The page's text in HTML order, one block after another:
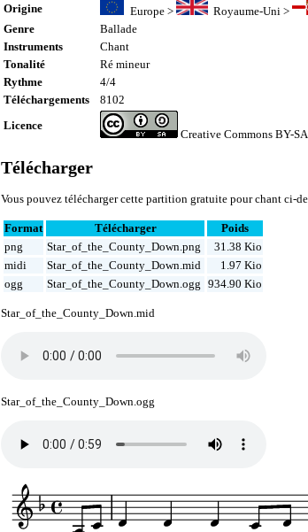
Origine
Europe> Royaume-Uni >
Genre
Ballade
Instruments
Chant
Tonalité
Ré mineur
Rythme
4/4
Téléchargements
8102
Licence
Creative Commons BY-SA
Télécharger
Vous pouvez télécharger cette partition gratuite pour chant ci-
Format Télécharger
Poids
png
Star_of_the_County_Down.png
31.38 Kio
midi
Star_of_the_County_Down.mid
1.97 Kio
ogg
Star_of_the_County_Down.ogg 934.90 Kio
Star_of_the_County_Down.mid
Star_of_the_County_Down.ogg